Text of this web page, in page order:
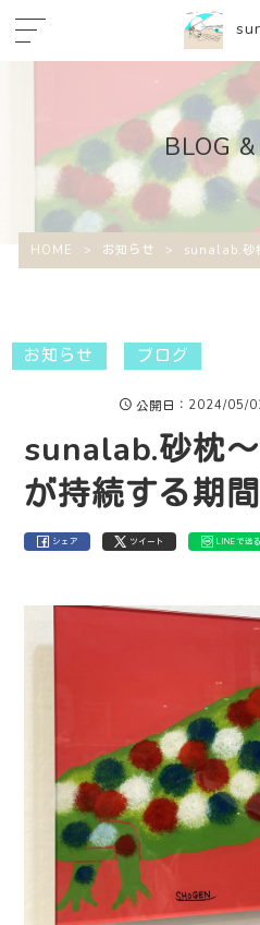
BLOG
HOME > お知らせ > sunalab.砂
お知らせ ブログ
公開日 ：2024/05/
sunalab.砂枕
が持続する期
シェア ツイート LINEで送る